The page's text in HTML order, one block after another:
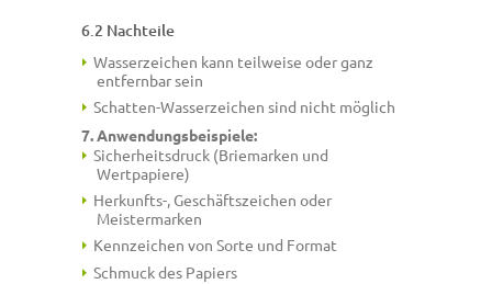
6.2 Nachteile
Wasserzeichen kann teilweise oder ganz
entfernbar sein
Schatten-Wasserzeichen sind nicht möglich
7. Anwendungsbeispiele:
Sicherheitsdruck (Briemarken und
Wertpapiere)
Herkunfts-, Geschäftszeichen oder
Meistermarken
Kennzeichen von Sorte und Format
Schmuck des Papiers